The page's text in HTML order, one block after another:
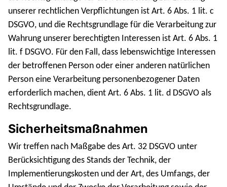
unserer rechtlichen Verpflichtungen ist Art. 6 Abs. 1 lit. c
DSGVO, und die Rechtsgrundlage für die Verarbeitung zur
Wahrung unserer berechtigten Interessen ist Art. 6 Abs. 1
lit. f DSGVO. Für den Fall, dass lebenswichtige Interessen
der betroffenen Person oder einer anderen natürlichen
Person eine Verarbeitung personenbezogener Daten
erforderlich machen, dient Art. 6 Abs. 1 lit. d DSGVO als
Rechtsgrundlage.
Sicherheitsmaßnahmen
Wir treffen nach Maßgabe des Art. 32 DSGVO unter
Berücksichtigung des Stands der Technik, der
Implementierungskosten und der Art, des Umfangs, der